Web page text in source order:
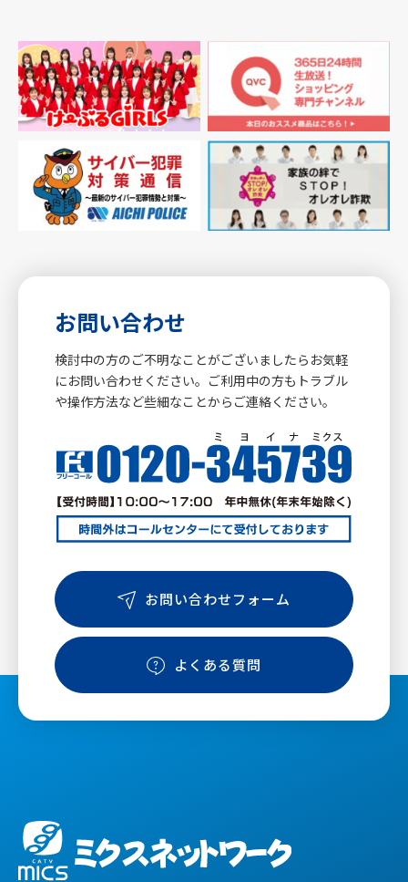
お問い合わせ
検討中の方のご不明なことがございましたらお気軽
にお問い合わせください。ご利用中の方もトラブル
や操作方法など些細なことからご連絡ください。
お問い合わせフォーム
よくある質問